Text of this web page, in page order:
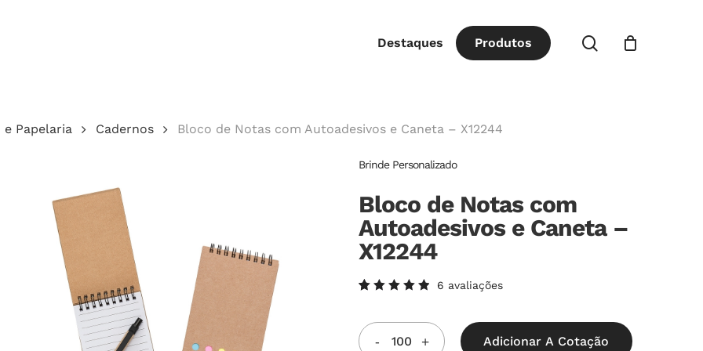
Destaques Produtos procurar
Papelaria Cadernos Bloco de Notas com Autoadesivos e Caneta – X12244
Brinde Personalizado
Bloco de Notas com
Autoadesivos e Caneta –
X12244
5.00de
5, com
baseado
6 avaliações
Adicionar A Cotação